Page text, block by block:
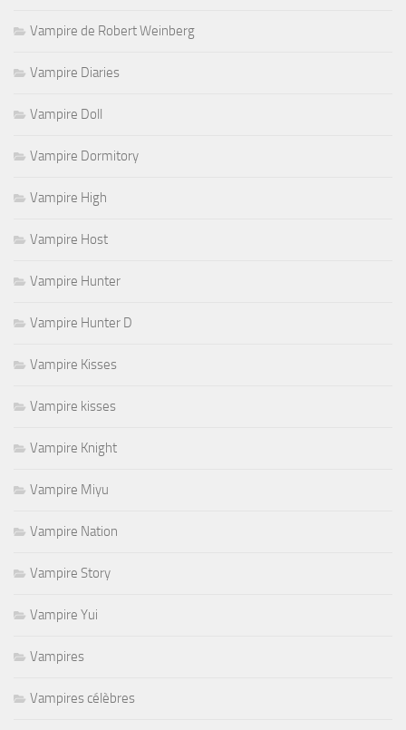
Vampire de Robert Weinberg
Vampire Diaries
Vampire Doll
Vampire Dormitory
Vampire High
Vampire Host
Vampire Hunter
Vampire Hunter D
Vampire Kisses
Vampire kisses
Vampire Knight
Vampire Miyu
Vampire Nation
Vampire Story
Vampire Yui
Vampires
Vampires célèbres